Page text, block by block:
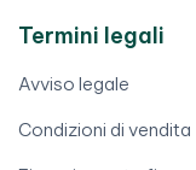
Termini legali
Avviso legale
Condizioni di vendita